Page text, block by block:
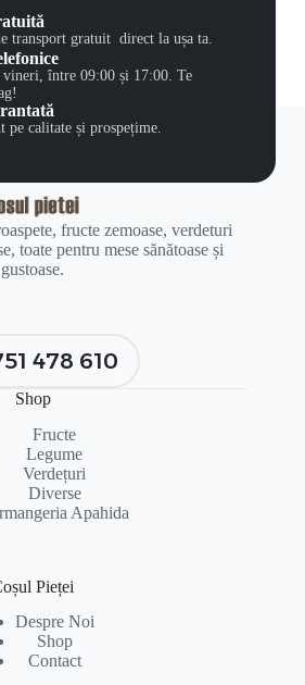
transport gratuit direct la ușa ta.
vineri, între 09:00 și 17:00. Te
pe calitate și prospețime.
fructe zemoase, verdeturi
toate pentru mese sănătoase și
gustoase.
478 610
Shop
Fructe
Legume
Verdețuri
Diverse
Apahida
Pieței
Despre Noi
Shop
Contact